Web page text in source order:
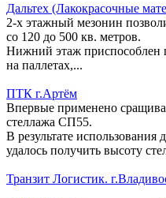
Дальтех (Лакокрасочные
2-х этажный мезонин
со 120 до 500 кв. метров.
Нижний этаж приспособлен
на паллетах,...
ПТК г.Артём
Впервые применено
стеллажа СП55.
В результате
удалось получить высоту
Транзит Логистик.